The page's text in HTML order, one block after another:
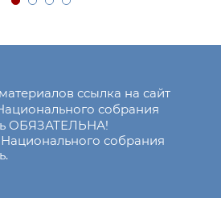
ссылка на сайт
собрания
ОБЯЗАТЕЛЬНА!
собрания